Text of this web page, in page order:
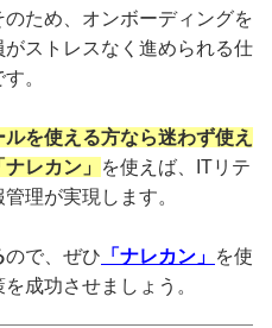
ため、オンボーディングを
ストレスなく進められる仕
。
ルを使える方なら迷わず使え
レカン」
を使えば、ITリテ
理が実現します。
ので、ぜひ 「ナレカン」 を使
成功させましょう。